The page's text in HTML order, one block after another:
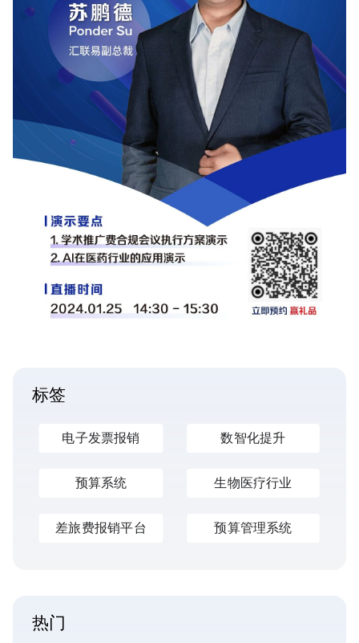
标签
电子发票报销 数智化提升
预算系统 生物医疗行业
差旅费报销平台 预算管理系统
热门